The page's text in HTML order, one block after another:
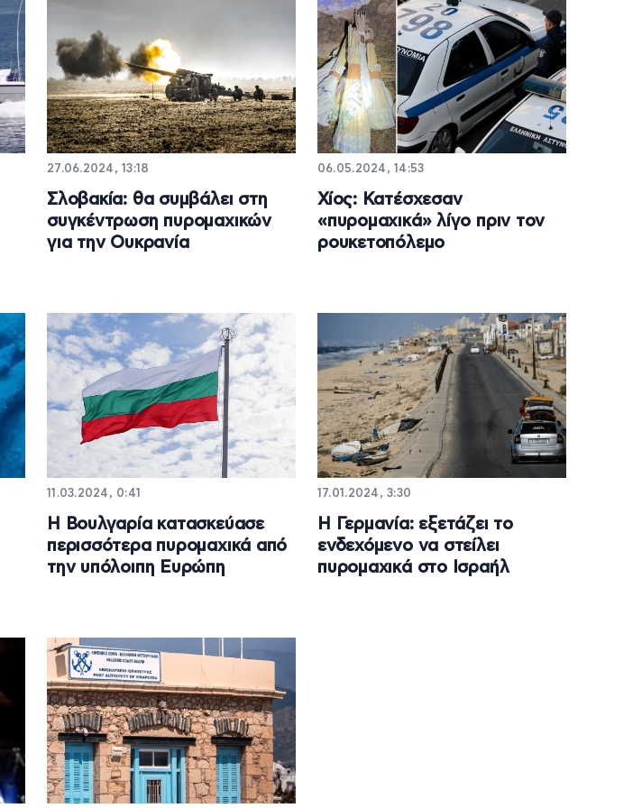
27.06.2024, 13:18
Σλοβακία: θα συμβάλει στη
συγκέντρωση πυρομαχικών
για την Ουκρανία
06.05.2024, 14:53
Χίος: Κατέσχεσαν
«πυρομαχικά» λίγο πριν τον
ρουκετοπόλεμο
11.03.2024, 0:41
Η Βουλγαρία κατασκεύασε
περισσότερα πυρομαχικά από
την υπόλοιπη Ευρώπη
17.01.2024, 3:30
Η Γερμανία: εξετάζει το
ενδεχόμενο να στείλει
πυρομαχικά στο Ισραήλ